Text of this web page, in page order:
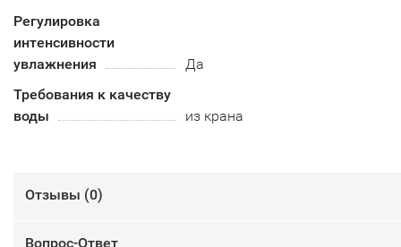
Регулировка
интенсивности
увлажнения
Да
Требования к качеству
воды
из крана
Отзывы (0)
Вопрос-Ответ